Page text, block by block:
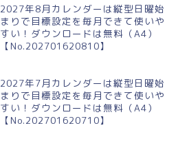
2027年8月カレンダーは縦型日曜始
まりで目標設定を毎月できて使いや
すい！ダウンロードは無料（A4）
【No.202701620810】
2027年7月カレンダーは縦型日曜始
まりで目標設定を毎月できて使いや
すい！ダウンロードは無料（A4）
【No.202701620710】